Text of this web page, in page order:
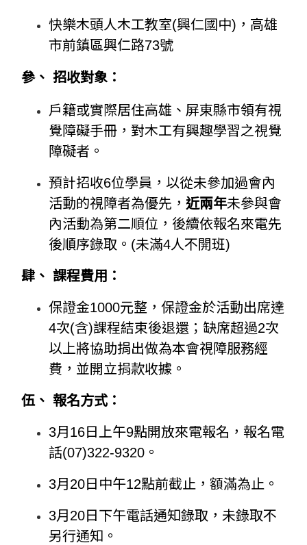
快樂木頭人木工教室(興仁國中)，高雄
市前鎮區興仁路73號
參、 招收對象：
戶籍或實際居住高雄、屏東縣市領有視
覺障礙手冊，對木工有興趣學習之視覺
障礙者。
預計招收6位學員，以從未參加過會內
活動的視障者為優先， 近兩年未參與會
內活動為第二順位，後續依報名來電先
後順序錄取。(未滿4人不開班)
肆、 課程費用：
保證金1000元整，保證金於活動出席達
4次(含)課程結束後退還；缺席超過2次
以上將協助捐出做為本會視障服務經
費，並開立捐款收據。
伍、 報名方式：
3月16日上午9點開放來電報名，報名電
話(07)322-9320。
3月20日中午12點前截止，額滿為止。
3月20日下午電話通知錄取，未錄取不
另行通知。